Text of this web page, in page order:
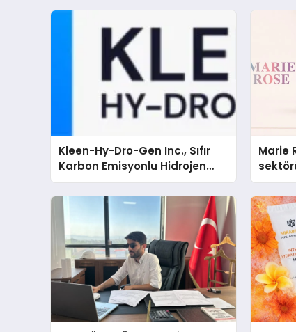
Kleen-Hy-Dro-Gen Inc., Sıfır
Karbon Emisyonlu Hidrojen
Isıtma Teknolojisinde ISO ve
TSSA Düzenleyici Onaylarını
Aldı
Marie